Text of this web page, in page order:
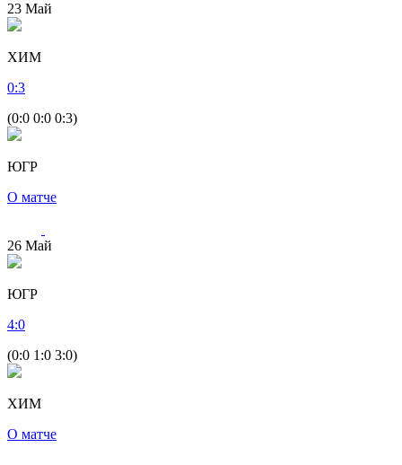
23 Май
ХИМ
0:3
(0:0 0:0 0:3)
ЮГР
О матче
26 Май
ЮГР
4:0
(0:0 1:0 3:0)
ХИМ
О матче